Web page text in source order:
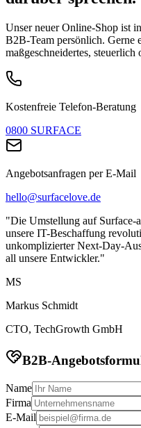
Unser neuer Online-Shop ist
B2B-Team persönlich. Gerne
maßgeschneidertes, steuerlich
Kostenfreie Telefon-Beratung
0800 SURFACE
Angebotsanfragen per E-Mail
hello@surfacelove.de
"Die Umstellung auf Surface-
unsere IT-Beschaffung
unkomplizierter Next-Day-
all unsere Entwickler."
MS
Markus Schmidt
CTO, TechGrowth GmbH
B2B-
Name
Firma
E-Mail